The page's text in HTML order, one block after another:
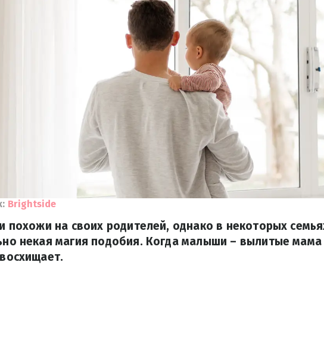
Brightside
похожи на своих родителей, однако в некоторых
некая магия подобия. Когда малыши – вылитые мама